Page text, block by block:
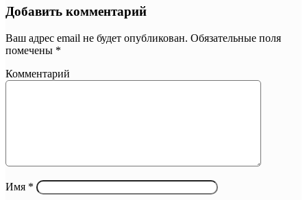
Добавить комментарий
Ваш адрес email не будет опубликован. Обязательные поля
помечены *
Комментарий
Имя *